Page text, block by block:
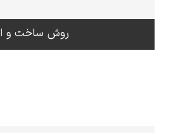
روش ساخت و ارسال